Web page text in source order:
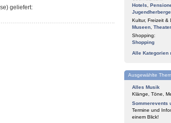
geliefert:
Hotels
Kultur, Freizeit &
Museen
Shopping:
Shopping
Alle Kategorien
Ausgewählte
Alles Musik
Klänge, Töne,
Sommerevents
Termine und
einem Blick!